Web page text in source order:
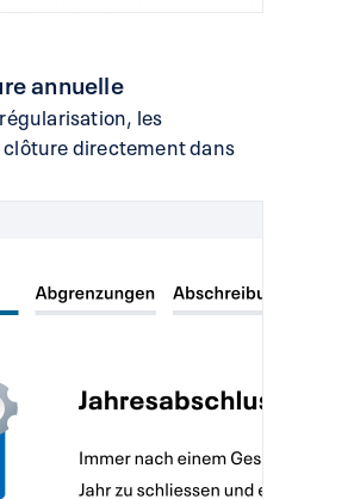
annuelle
les
directement dans